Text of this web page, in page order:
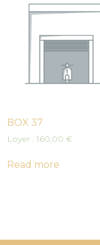
BOX 37
Loyer : 160,00 €
Read more